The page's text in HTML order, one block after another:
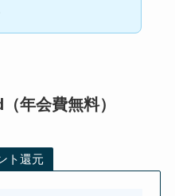
年会費無料）
ト還元